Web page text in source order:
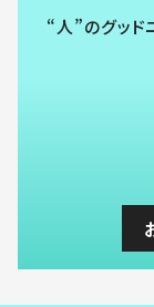
“人”のグッド